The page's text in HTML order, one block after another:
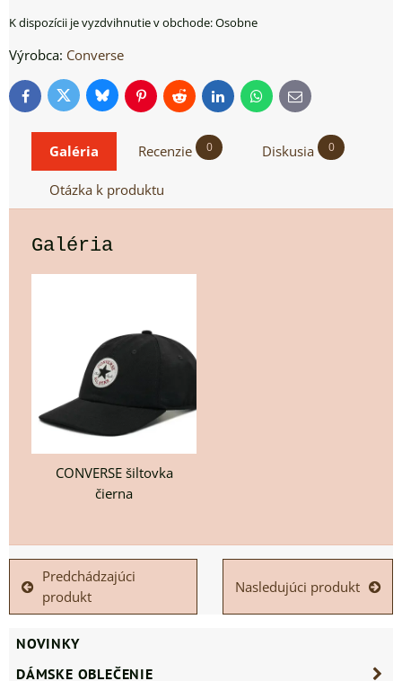
Osobne
Výrobca: Converse
FacebookTwitterBlueskyPinterestReddit LinkedInWhatsApp
E-
mail
Galéria Recenzie 0 Diskusia 0
Otázka k produktu
Galéria
CONVERSE šiltovka
čierna
Predchádzajúci
produkt
Nasledujúci produkt
NOVINKY
DÁMSKE OBLEČENIE